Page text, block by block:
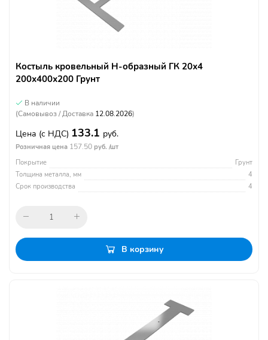
Костыль кровельный Н-образный ГК 20х4
200х400х200 Грунт
В наличии
(Самовывоз / Доставка 12.08.2026)
Цена (с НДС) 133.1 руб.
Розничная цена 157.50 руб. /шт
Покрытие
Грунт
Толщина металла, мм
4
Срок производства
4
В корзину